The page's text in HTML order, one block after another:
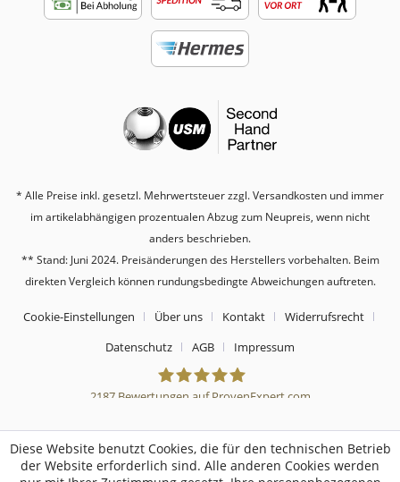
* Alle Preise inkl. gesetzl. Mehrwertsteuer zzgl.Versandkosten und immer
im artikelabhängigen prozentualen Abzug zum Neupreis, wenn nicht
anders beschrieben.
** Stand: Juni 2024. Preisänderungen des Herstellers vorbehalten. Beim
direkten Vergleich können rundungsbedingte Abweichungen auftreten.
Cookie-Einstellungen Über uns Kontakt
Widerrufsrecht
Datenschutz
AGB Impressum
Sebworld
2187Bewertungen auf ProvenExpert.com
Diese Website benutzt Cookies, die für den technischen Betrieb
der Website erforderlich sind. Alle anderen Cookies werden